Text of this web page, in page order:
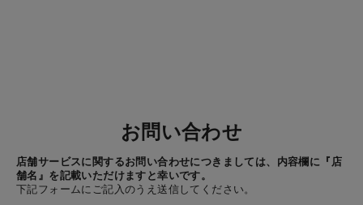
お問い合わせ
店舗サービスに関するお問い合わせにつきましては、内容欄に『店
舗名』を記載いただけますと幸いです。
下記フォームにご記入のうえ送信してください。